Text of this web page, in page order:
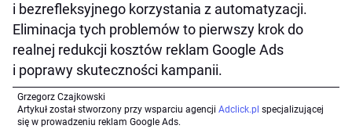
i bezrefleksyjnego korzystania z automatyzacji.
Eliminacja tych problemów to pierwszy krok do
realnej redukcji kosztów reklam Google Ads
i poprawy skuteczności kampanii.
Grzegorz Czajkowski
Artykuł został stworzony przy wsparciu agencji Adclick.pl specjalizującej
się w prowadzeniu reklam Google Ads.